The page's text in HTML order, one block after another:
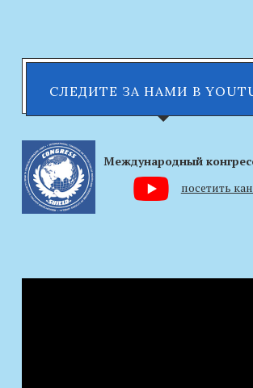
СЛЕДИТЕ ЗА НАМИ В
Международный
посетить